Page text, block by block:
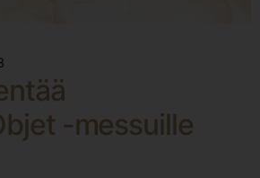
-messuille